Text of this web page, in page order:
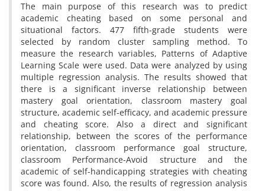
The main purpose of this research was to predict
academic cheating based on some personal and
situational factors. 477 fifth-grade students were
selected by random cluster sampling method. To
measure the research variables, Patterns of Adaptive
Learning Scale were used. Data were analyzed by using
multiple regression analysis. The results showed that
there is a significant inverse relationship between
mastery goal orientation, classroom mastery goal
structure, academic self-efficacy, and academic pressure
and cheating score. Also a direct and significant
relationship, between the scores of the performance
orientation, classroom performance goal structure,
classroom Performance-Avoid structure and the
academic of self-handicapping strategies with cheating
score was found. Also, the results of regression analysis